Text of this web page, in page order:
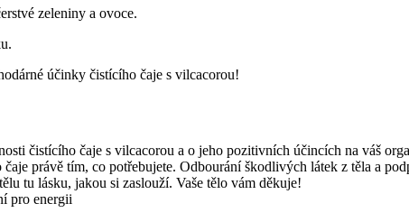
zeleniny a ovoce.
účinky čistícího čaje s vilcacorou!
čistícího čaje s vilcacorou a o jeho pozitivních účincích na váš
právě tím, co potřebujete. Odbourání škodlivých látek z těla a
tu lásku, jakou si zaslouží. Vaše tělo vám děkuje!